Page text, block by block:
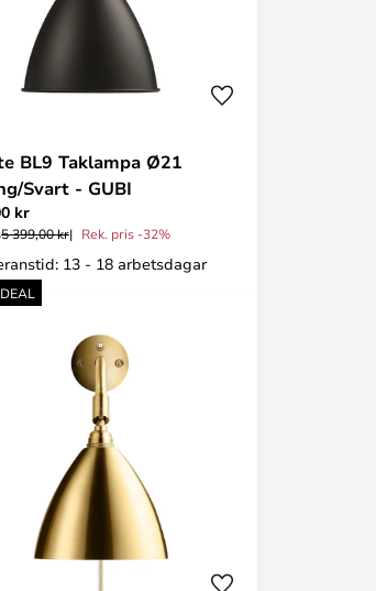
BL9 Taklampa Ø21
Svart - GUBI
kr
5 399,00 kr Rek. pris -32%
13 - 18 arbetsdagar